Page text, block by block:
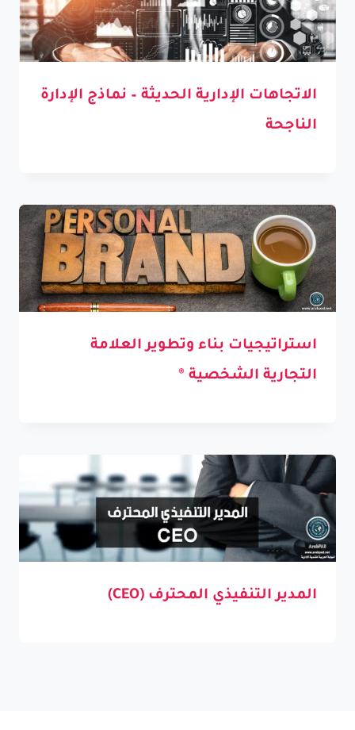
الاتجاهات الإدارية الحديثة – نماذج الإدارة
الناجحة
استراتيجيات بناء وتطوير العلامة
التجارية الشخصية ®
المدير التنفيذي المحترف (CEO)